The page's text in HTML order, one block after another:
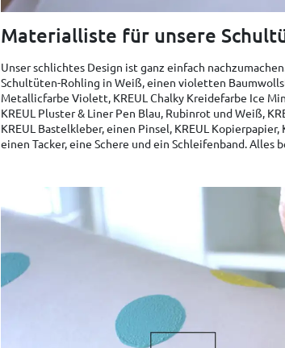
Materialliste für unsere
Unser schlichtes Design ist ganz einfach
Schultüten-Rohling in Weiß, einen violetten
Metallicfarbe Violett, KREUL Chalky Kreidefarbe Ice
KREUL Pluster & Liner Pen Blau, Rubinrot und Weiß,
KREUL Bastelkleber, einen Pinsel, KREUL
einen Tacker, eine Schere und ein Schleifenband. Alles